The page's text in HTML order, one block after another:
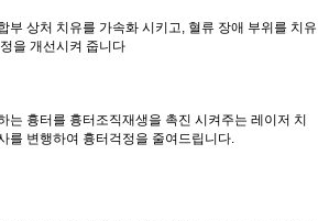
부 상처 치유를 가속화 시키고, 혈류 장애 부위를 치유
을 개선시켜 줍니다
는 흉터를 흉터조직재생을 촉진 시켜주는 레이저 치
를 변행하여 흉터걱정을 줄여드립니다.